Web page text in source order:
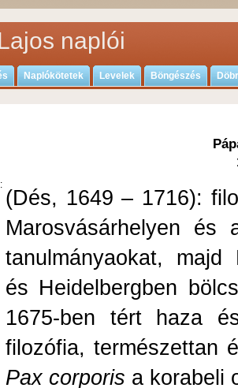
naplói
Naplókötetek Levelek Böngészés
(Dés, 1649 – 1716):
Marosvásárhelyen és
tanulmányaokat, majd
és Heidelbergben
1675-ben tért haza
filozófia, ter­mészet­tan
Pax corporis a ko­rabeli